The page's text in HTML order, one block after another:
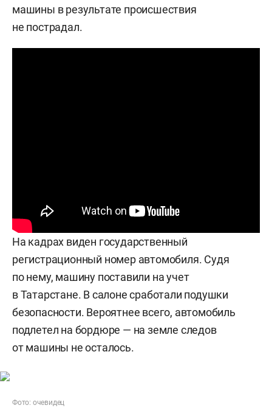
машины в результате происшествия
не пострадал.
На кадрах виден государственный
регистрационный номер автомобиля. Судя
по нему, машину поставили на учет
в Татарстане. В салоне сработали подушки
безопасности. Вероятнее всего, автомобиль
подлетел на бордюре — на земле следов
от машины не осталось.
Фото: очевидец